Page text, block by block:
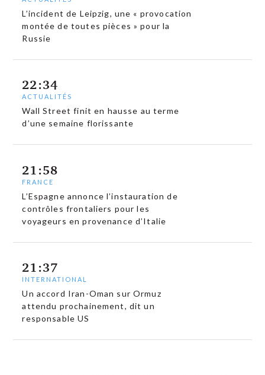
L’incident de Leipzig, une « provocation
montée de toutes pièces » pour la
Russie
22:34
ACTUALITÉS
Wall Street finit en hausse au terme
d’une semaine florissante
21:58
FRANCE
L’Espagne annonce l’instauration de
contrôles frontaliers pour les
voyageurs en provenance d’Italie
21:37
INTERNATIONAL
Un accord Iran-Oman sur Ormuz
attendu prochainement, dit un
responsable US